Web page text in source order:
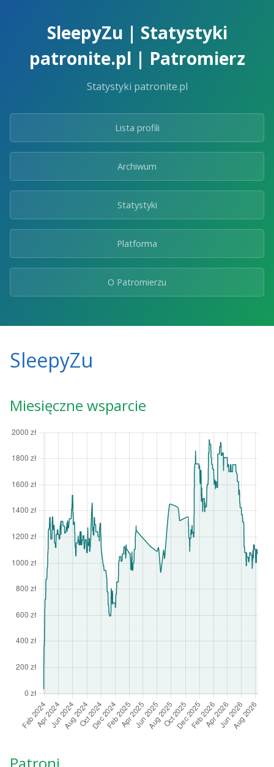
SleepyZu | Statystyki
patronite.pl | Patromierz
Statystyki patronite.pl
Lista profili
Archiwum
Statystyki
Platforma
O Patromierzu
SleepyZu
Miesięczne wsparcie